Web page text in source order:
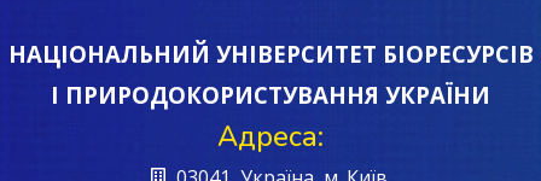
НАЦІОНАЛЬНИЙ УНІВЕРСИТЕТ БІОРЕСУРСІВ
І ПРИРОДОКОРИСТУВАННЯ УКРАЇНИ
Адреса: